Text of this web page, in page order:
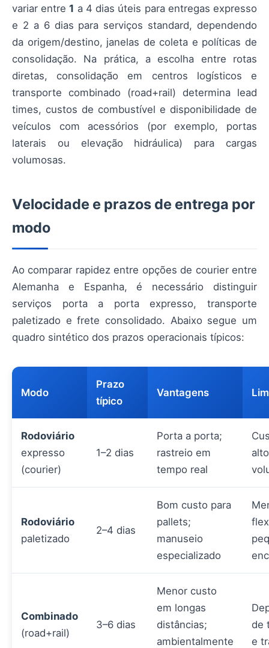
variar entre1 a 4 dias úteis para entregas expresso
e 2 a 6 dias para serviços standard, dependendo
da origem/destino, janelas de coleta e políticas de
consolidação. Na prática, a escolha entre rotas
diretas, consolidação em centros logísticos e
transporte combinado (road+rail) determina lead
times, custos de combustível e disponibilidade de
veículos com acessórios (por exemplo, portas
laterais ou elevação hidráulica) para cargas
volumosas.
Velocidade e prazos de entrega por
modo
Ao comparar rapidez entre opções de courier entre
Alemanha e Espanha, é necessário distinguir
serviços porta a porta expresso, transporte
paletizado e frete consolidado. Abaixo segue um
quadro sintético dos prazos operacionais típicos:
Modo
Prazo
típico
Vantagens
Rodoviário
expresso
(courier)
1–2 dias
Porta a porta;
rastreio em
tempo real
Rodoviário
paletizado
2–4 dias
Bom custo para
pallets;
manuseio
especializado
Combinado
(road+rail)
3–6 dias
Menor custo
em longas
distâncias;
ambientalmente
de
e